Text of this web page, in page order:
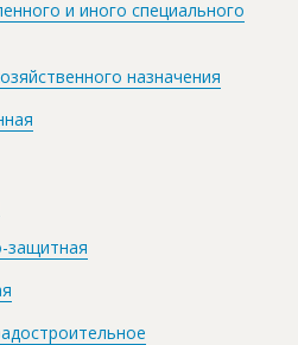
и иного специального
назначения
защитная